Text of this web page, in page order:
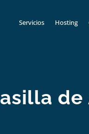
Servicios Hosting
de